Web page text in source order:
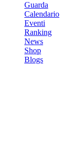
Guarda
Calendario
Eventi
Ranking
News
Shop
Blogs